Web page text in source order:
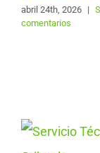
abril 24th, 2026 |
comentarios